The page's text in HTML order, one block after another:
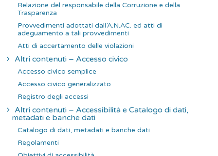
Relazione del responsabile della Corruzione e della
Trasparenza
Provvedimenti adottati dall’A.N.AC. ed atti di
adeguamento a tali provvedimenti
Atti di accertamento delle violazioni
Altri contenuti – Accesso civico
Accesso civico semplice
Accesso civico generalizzato
Registro degli accessi
Altri contenuti – Accessibilità e Catalogo di dati,
metadati e banche dati
Catalogo di dati, metadati e banche dati
Regolamenti